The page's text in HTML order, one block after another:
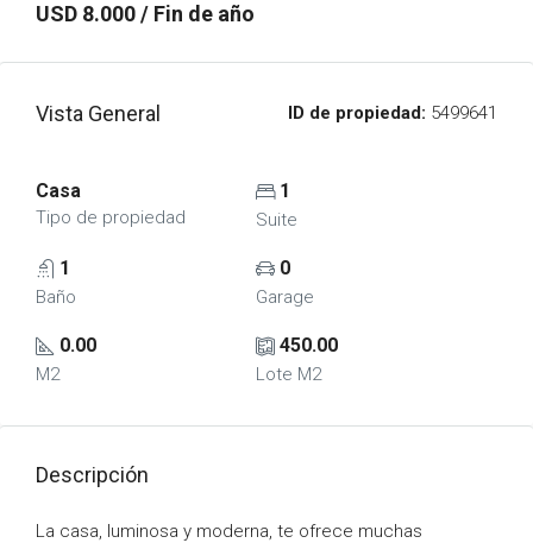
USD 8.000 / Fin de año
Vista General ID de propiedad: 5499641
Casa
Tipo de propiedad
1
Suite
1
Baño
0
Garage
0.00
M2
450.00
Lote M2
Descripción
La casa, luminosa y moderna, te ofrece muchas